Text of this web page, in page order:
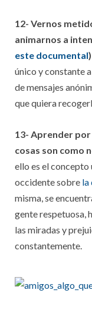
12- Vernos
animarnos a
este documental
único y constante
de mensajes
que quiera
13- Aprender
cosas son como
ello es el concepto
occidente sobre la
misma, se
gente respetuosa,
las miradas y
constantemente.